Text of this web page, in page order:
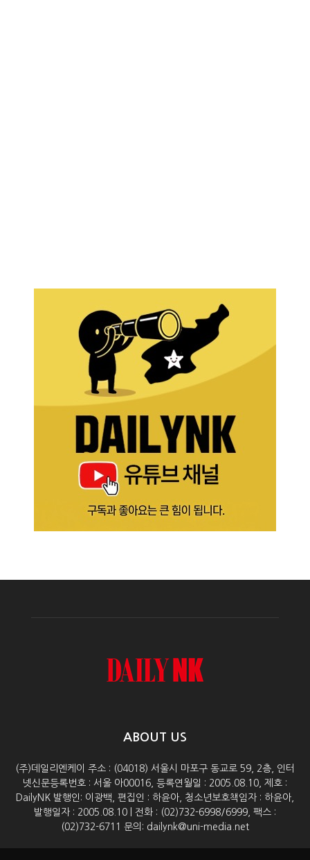
ABOUT US
(주)데일리엔케이 주소 : (04018) 서울시 마포구 동교로 59, 2층, 인터
넷신문등록번호 : 서울 아00016, 등록연월일 : 2005.08.10, 제호 :
DailyNK 발행인: 이광백, 편집인 : 하윤아, 청소년보호책임자 : 하윤아,
발행일자 : 2005.08.10 | 전화 : (02)732-6998/6999, 팩스 :
(02)732-6711 문의: dailynk@uni-media.net